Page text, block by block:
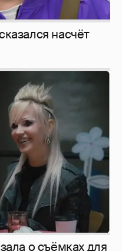
о съёмках для
3